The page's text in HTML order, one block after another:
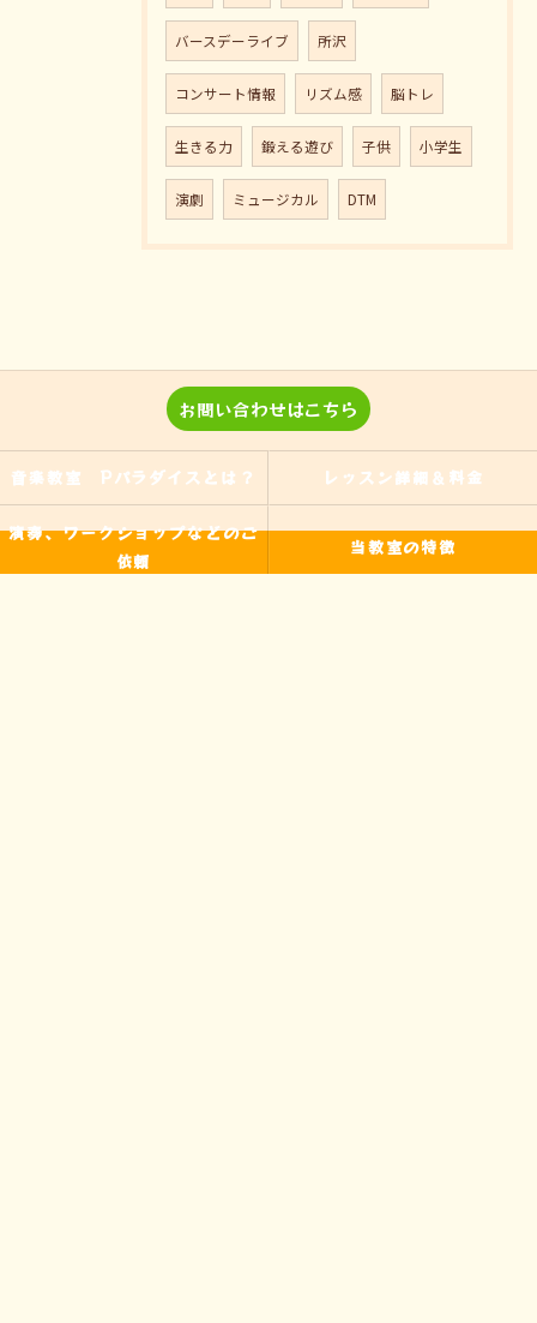
バースデーライブ 所沢
コンサート情報 リズム感 脳トレ
生きる力 鍛える遊び 子供 小学生
演劇 ミュージカル DTM
お問い合わせはこちら
音楽教室 Pパラダイスとは？ レッスン詳細＆料金
演奏、ワークショップなどのご
依頼
当教室の特徴